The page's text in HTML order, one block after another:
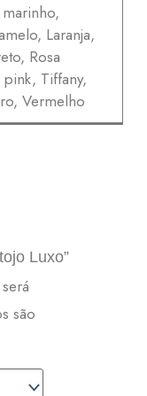
Laranja,
Rosa
Tiffany,
Vermelho
Luxo”
são